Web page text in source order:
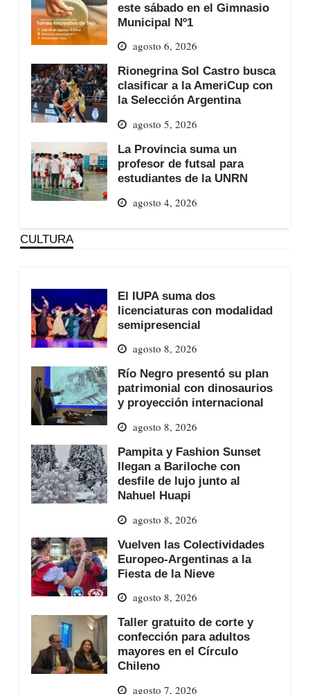
este sábado en el Gimnasio
Municipal Nº1
agosto 6, 2026
Rionegrina Sol Castro busca
clasificar a la AmeriCup con
la Selección Argentina
agosto 5, 2026
La Provincia suma un
profesor de futsal para
estudiantes de la UNRN
agosto 4, 2026
CULTURA
El IUPA suma dos
licenciaturas con modalidad
semipresencial
agosto 8, 2026
Río Negro presentó su plan
patrimonial con dinosaurios
y proyección internacional
agosto 8, 2026
Pampita y Fashion Sunset
llegan a Bariloche con
desfile de lujo junto al
Nahuel Huapi
agosto 8, 2026
Vuelven las Colectividades
Europeo-Argentinas a la
Fiesta de la Nieve
agosto 8, 2026
Taller gratuito de corte y
confección para adultos
mayores en el Círculo
Chileno
agosto 7, 2026